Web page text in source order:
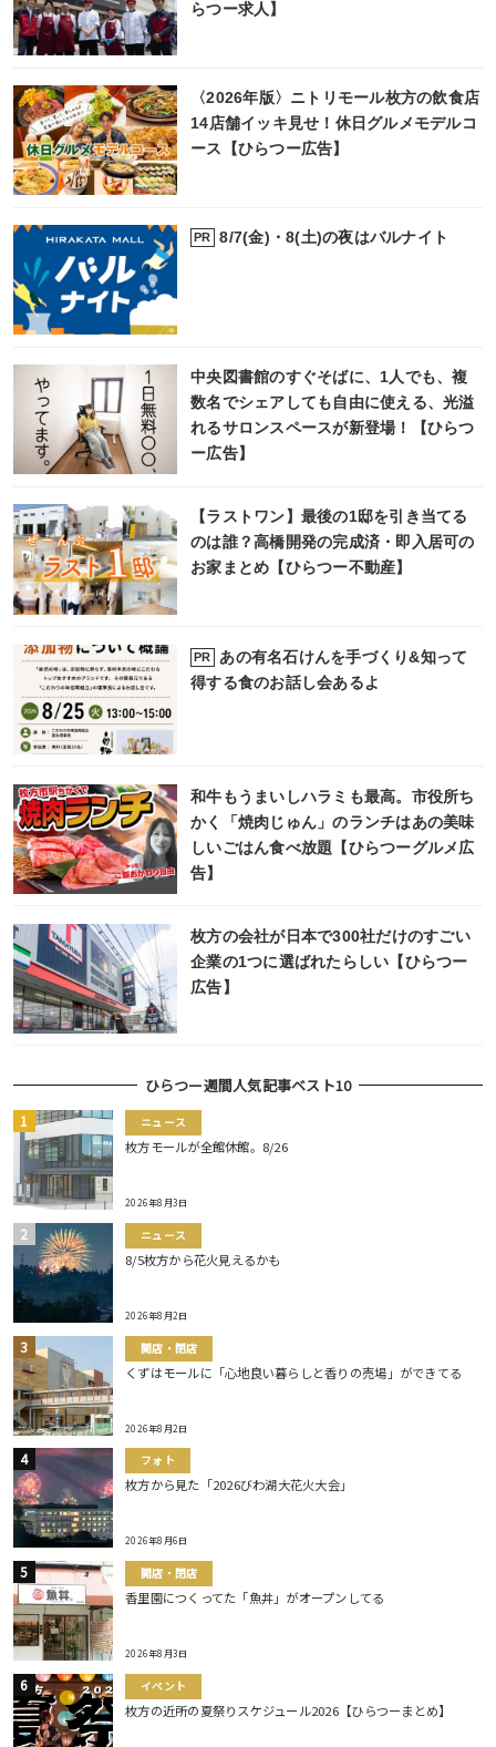
らつー求人】
〈2026年版〉ニトリモール枚方の飲食店
14店舗イッキ見せ！休日グルメモデルコ
ース【ひらつー広告】
PR 8/7(金)・8(土)の夜はバルナイト
中央図書館のすぐそばに、1人でも、複
数名でシェアしても自由に使える、光溢
れるサロンスペースが新登場！【ひらつ
ー広告】
【ラストワン】最後の1邸を引き当てる
のは誰？高橋開発の完成済・即入居可の
お家まとめ【ひらつー不動産】
PR
あの有名石けんを手づくり&知って
得する食のお話し会あるよ
和牛もうまいしハラミも最高。市役所ち
かく「焼肉じゅん」のランチはあの美味
しいごはん食べ放題【ひらつーグルメ広
告】
枚方の会社が日本で300社だけのすごい
企業の1つに選ばれたらしい【ひらつー
広告】
ひらつー週間人気記事ベスト10
ニュース
枚方モールが全館休館。8/26
2026年8月3日
ニュース
8/5枚方から花火見えるかも
2026年8月2日
開店・閉店
くずはモールに「心地良い暮らしと香りの売場」ができてる
2026年8月2日
フォト
枚方から見た「2026びわ湖大花火大会」
2026年8月6日
開店・閉店
香里園につくってた「魚丼」がオープンしてる
2026年8月3日
イベント
枚方の近所の夏祭りスケジュール2026【ひらつーまとめ】